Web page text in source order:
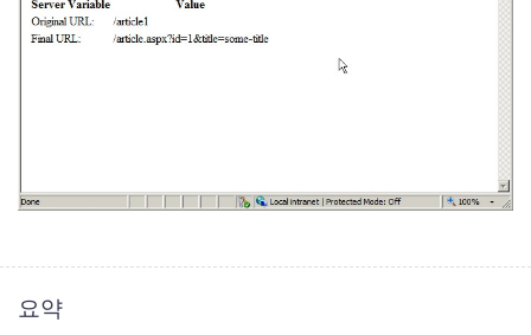
요약